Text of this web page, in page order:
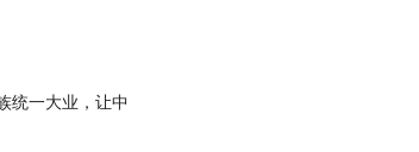
统一大业，让中